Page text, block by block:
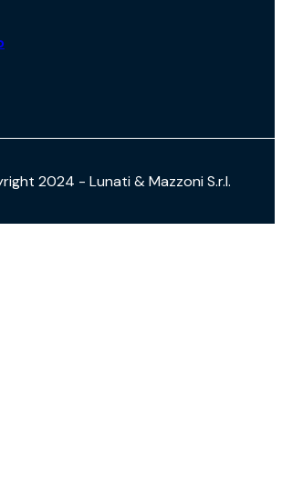
2024 - Lunati & Mazzoni S.r.l.